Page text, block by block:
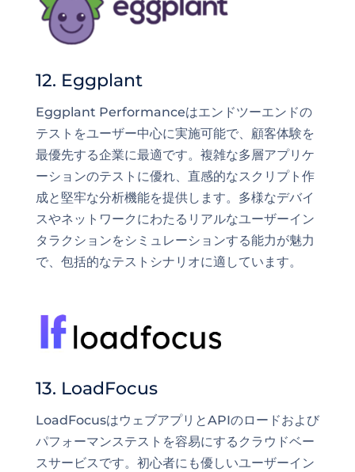
12. Eggplant
Eggplant Performanceはエンドツーエンドの
テストをユーザー中心に実施可能で、顧客体験を
最優先する企業に最適です。複雑な多層アプリケ
ーションのテストに優れ、直感的なスクリプト作
成と堅牢な分析機能を提供します。多様なデバイ
スやネットワークにわたるリアルなユーザーイン
タラクションをシミュレーションする能力が魅力
で、包括的なテストシナリオに適しています。
13. LoadFocus
LoadFocusはウェブアプリとAPIのロードおよび
パフォーマンステストを容易にするクラウドベー
スサービスです。初心者にも優しいユーザーイン